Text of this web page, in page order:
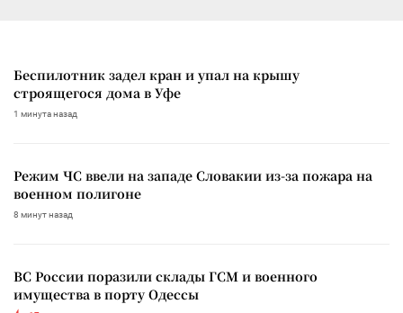
Беспилотник задел кран и упал на крышу
строящегося дома в Уфе
1 минута назад
Режим ЧС ввели на западе Словакии из-за пожара на
военном полигоне
8 минут назад
ВС России поразили склады ГСМ и военного
имущества в порту Одессы